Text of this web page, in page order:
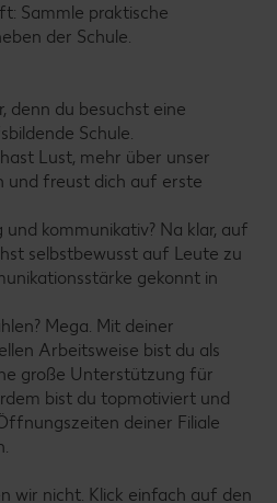
Sammle praktische
der Schule.
denn du besuchst eine
Schule.
Lust, mehr über unser
und freust dich auf erste
und kommunikativ? Na klar, auf
selbstbewusst auf Leute zu
gekonnt in
Mega. Mit deiner
Arbeitsweise bist du als
große Unterstützung für
bist du topmotiviert und
deiner Filiale
wir nicht. Klick einfach auf den